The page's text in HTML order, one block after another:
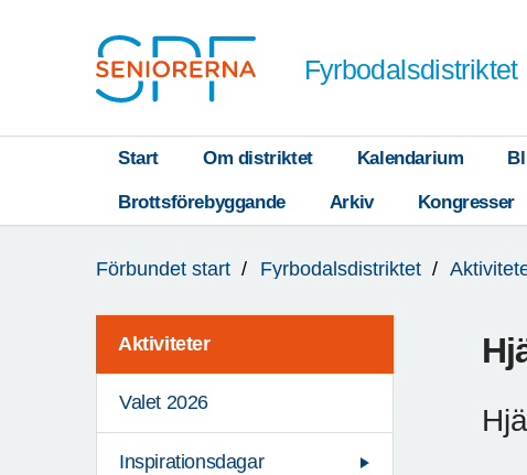
Fyrbodalsdistriktet
Start Om distriktet Kalendarium
Brottsförebyggande Arkiv Kongresser
är
Förbundet start Fyrbodalsdistriktet
Aktiviteter
Valet 2026
Inspirationsdagar